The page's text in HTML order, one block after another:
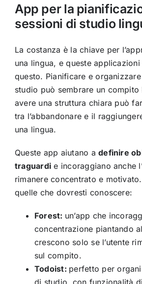
App per la
sessioni di studio
La costanza è la chiave per
una lingua, e queste
questo. Pianificare e
studio può sembrare un compito
avere una struttura chiara può
tra l’abbandonare e il
una lingua.
Queste app aiutano adefinire
traguardi e incoraggiano anche
rimanere concentrato e
quelle che dovresti conoscere:
Forest: un’app che
concentrazione piantando
crescono solo se l’utente
sul compito.
Todoist: perfetto per